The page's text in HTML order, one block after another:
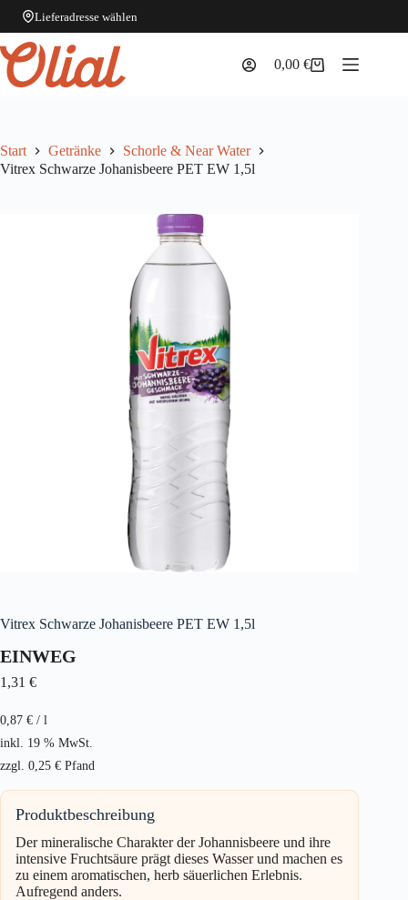
Lieferadresse wählen
Zum
Inhalt
springen
Warenkorb
0,00€
Start Getränke
Schorle & Near Water
Vitrex Schwarze Johanisbeere PET EW 1,5l
Vitrex Schwarze Johanisbeere PET EW 1,5l
EINWEG
1,31 €
0,87 € / l
inkl. 19 % MwSt.
zzgl. 0,25 € Pfand
Produktbeschreibung
Der mineralische Charakter der Johannisbeere und ihre
intensive Fruchtsäure prägt dieses Wasser und machen es
zu einem aromatischen, herb säuerlichen Erlebnis.
Aufregend anders.